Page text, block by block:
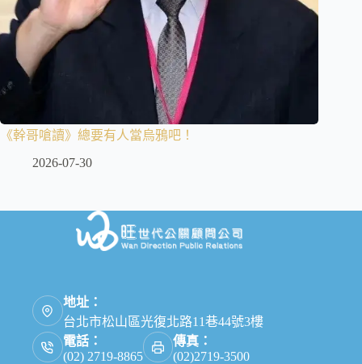
《幹哥嗆讀》總要有人當烏鴉吧！
2026-07-30
地址：
台北市松山區光復北路11巷44號3樓
電話：
(02) 2719-8865
傳真：
(02)2719-3500